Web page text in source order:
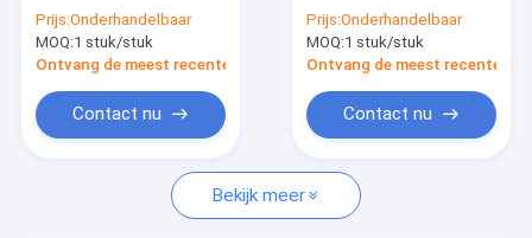
Afdrukken van rubberen dekens
De Chemische producten van de compensatiedruk
Onderdelen voor drukkerijen
Ryobi 520
Prijs:Onderhandelbaar
MOQ:1 stuk/stuk
Ontvang de meest recente Prijs
Contact nu
SM102 CD102
Machinery Parts
Voor Heidelberg
Prijs:Onderhandelbaar
MOQ:1 stuk/stuk
Ontvang de meest recente
Contact nu
Bekijk meer